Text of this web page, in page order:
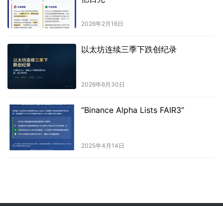
2026年2月16日
以太坊连续三季下跌创纪录
2026年6月30日
“Binance Alpha Lists FAIR3”
2025年4月14日